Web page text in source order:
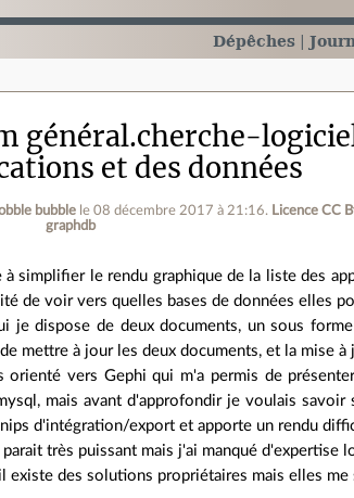
Dépêches
général.cherche-
et des données
bubble le 08 décembre 2017 à 21:16. Licence CC
graphdb
à simplifier le rendu graphique de la liste des
de voir vers quelles bases de données elles
je dispose de deux documents, un sous
mettre à jour les deux documents, et la mise
orienté vers Gephi qui m'a permis de
mais avant d'approfondir je voulais
d'intégration/export et apporte un rendu
très puissant mais j'ai manqué d'expertise
existe des solutions propriétaires mais elles me